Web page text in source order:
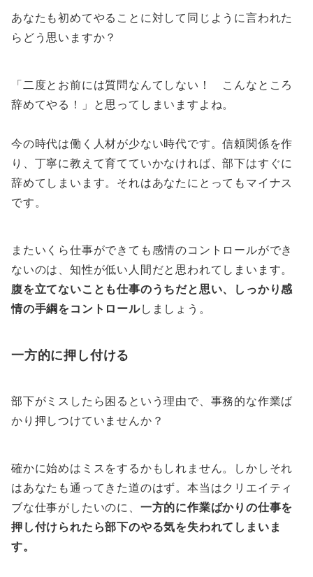
あなたも初めてやることに対して同じように言われた
らどう思いますか？
「二度とお前には質問なんてしない！ こんなところ
辞めてやる！」と思ってしまいますよね。
今の時代は働く人材が少ない時代です。信頼関係を作
り、丁寧に教えて育てていかなければ、部下はすぐに
辞めてしまいます。それはあなたにとってもマイナス
です。
またいくら仕事ができても感情のコントロールができ
ないのは、知性が低い人間だと思われてしまいます。
腹を立てないことも仕事のうちだと思い、しっかり感
情の手綱をコントロールしましょう。
一方的に押し付ける
部下がミスしたら困るという理由で、事務的な作業ば
かり押しつけていませんか？
確かに始めはミスをするかもしれません。しかしそれ
はあなたも通ってきた道のはず。本当はクリエイティ
ブな仕事がしたいのに、 一方的に作業ばかりの仕事を
押し付けられたら部下のやる気を失われてしまいま
す。